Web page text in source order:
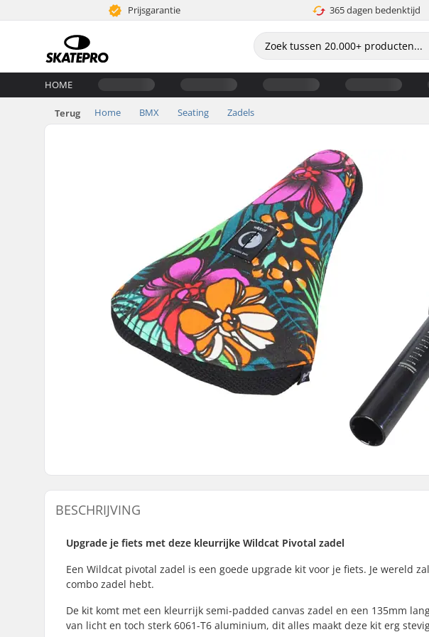
Prijsgarantie 365 dagen bedenktijd
HOME
Terug Home BMX Seating Zadels
BESCHRIJVING
Upgrade je fiets met deze kleurrijke Wildcat Pivotal zadel
Een Wildcat pivotal zadel is een goede upgrade kit voor je fiets. Je wereld
combo zadel hebt.
De kit komt met een kleurrijk semi-padded canvas zadel en een 135mm
van licht en toch sterk 6061-T6 aluminium, dit alles maakt deze kit erg